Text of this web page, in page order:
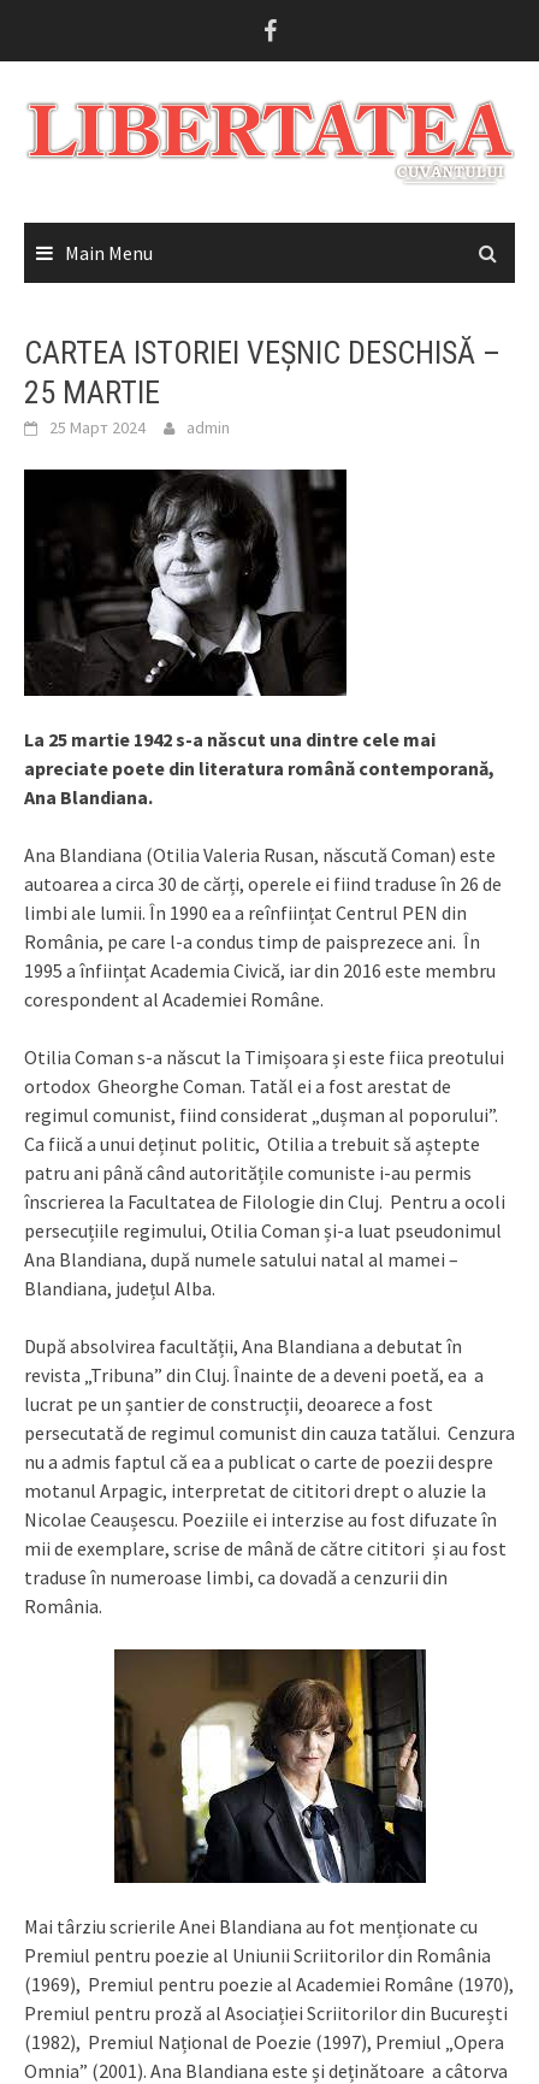
Main Menu
CARTEA ISTORIEI VEȘNIC DESCHISĂ –
25 MARTIE
25 Март 2024 admin
La 25 martie 1942 s-a născut una dintre cele mai
apreciate poete din literatura română contemporană,
Ana Blandiana.
Ana Blandiana (Otilia Valeria Rusan, născută Coman) este
autoarea a circa 30 de cărți, operele ei fiind traduse în 26 de
limbi ale lumii. În 1990 ea a reînființat Centrul PEN din
România, pe care l-a condus timp de paisprezece ani. În
1995 a înființat Academia Civică, iar din 2016 este membru
corespondent al Academiei Române.
Otilia Coman s-a născut la Timișoara și este fiica preotului
ortodox Gheorghe Coman. Tatăl ei a fost arestat de
regimul comunist, fiind considerat „dușman al poporului”.
Ca fiică a unui deținut politic, Otilia a trebuit să aștepte
patru ani până când autoritățile comuniste i-au permis
înscrierea la Facultatea de Filologie din Cluj. Pentru a ocoli
persecuțiile regimului, Otilia Coman și-a luat pseudonimul
Ana Blandiana, după numele satului natal al mamei –
Blandiana, județul Alba.
După absolvirea facultății, Ana Blandiana a debutat în
revista „Tribuna” din Cluj. Înainte de a deveni poetă, ea a
lucrat pe un șantier de construcții, deoarece a fost
persecutată de regimul comunist din cauza tatălui. Cenzura
nu a admis faptul că ea a publicat o carte de poezii despre
motanul Arpagic, interpretat de cititori drept o aluzie la
Nicolae Ceaușescu. Poeziile ei interzise au fost difuzate în
mii de exemplare, scrise de mână de către cititori și au fost
traduse în numeroase limbi, ca dovadă a cenzurii din
România.
Mai târziu scrierile Anei Blandiana au fot menționate cu
Premiul pentru poezie al Uniunii Scriitorilor din România
(1969), Premiul pentru poezie al Academiei Române (1970),
Premiul pentru proză al Asociației Scriitorilor din București
(1982), Premiul Național de Poezie (1997), Premiul „Opera
Omnia” (2001). Ana Blandiana este și deținătoare a câtorva